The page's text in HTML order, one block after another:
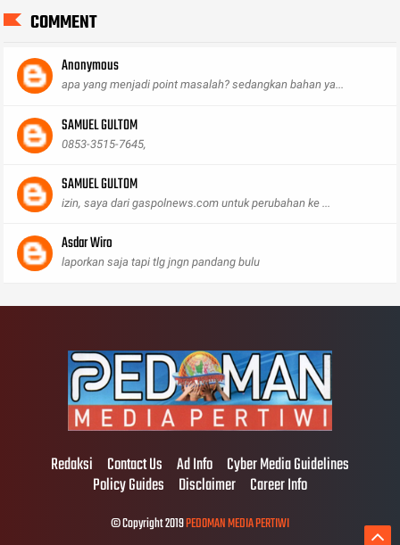
COMMENT
Anonymous
apa yang menjadi point masalah? sedangkan bahan ya...
SAMUEL GULTOM
0853-3515-7645,
SAMUEL GULTOM
izin, saya dari gaspolnews.com untuk perubahan ke ...
Asdar Wiro
laporkan saja tapi tlg jngn pandang bulu
Redaksi Contact Us Ad Info Cyber Media Guidelines
Policy Guides Disclaimer Career Info
© Copyright 2019PEDOMAN MEDIA PERTIWI